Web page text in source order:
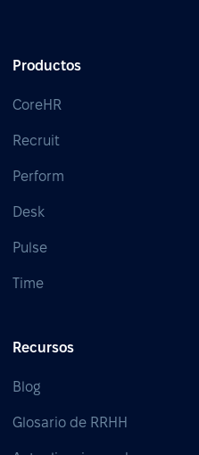
Productos
CoreHR
Recruit
Perform
Desk
Pulse
Time
Recursos
Blog
Glosario de RRHH